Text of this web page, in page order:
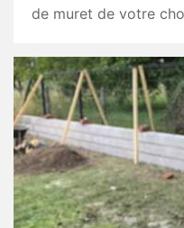
de muret de votre